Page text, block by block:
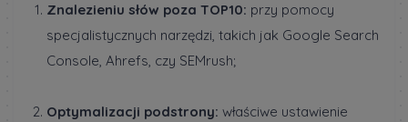
Znalezieniu słów poza TOP10: przy pomocy
specjalistycznych narzędzi, takich jak Google Search
Console, Ahrefs, czy SEMrush;
Optymalizacji podstrony: właściwe ustawienie